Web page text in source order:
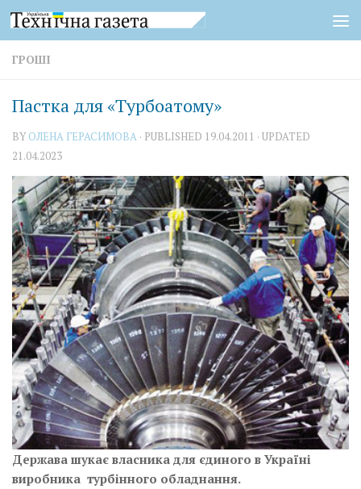
Skip to content
ГРОШІ
Пастка для «Турбоатому»
BY ОЛЕНА ГЕРАСИМОВА · PUBLISHED 19.04.2011 · UPDATED
21.04.2023
Держава шукає власника для єдиного в Україні
виробника турбінного обладнання.